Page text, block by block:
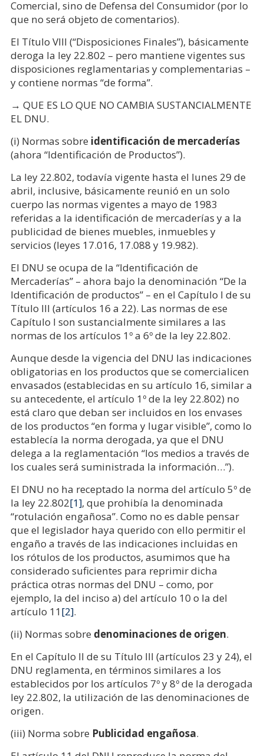
Comercial, sino de Defensa del Consumidor (por lo
que no será objeto de comentarios).
El Título VIII (“Disposiciones Finales”), básicamente
deroga la ley 22.802 – pero mantiene vigentes sus
disposiciones reglamentarias y complementarias –
y contiene normas “de forma”.
→ QUE ES LO QUE NO CAMBIA SUSTANCIALMENTE
EL DNU.
(i) Normas sobre identificación de mercaderías
(ahora “Identificación de Productos”).
La ley 22.802, todavía vigente hasta el lunes 29 de
abril, inclusive, básicamente reunió en un solo
cuerpo las normas vigentes a mayo de 1983
referidas a la identificación de mercaderías y a la
publicidad de bienes muebles, inmuebles y
servicios (leyes 17.016, 17.088 y 19.982).
El DNU se ocupa de la “Identificación de
Mercaderías” – ahora bajo la denominación “De la
Identificación de productos” – en el Capítulo I de su
Título III (artículos 16 a 22). Las normas de ese
Capítulo I son sustancialmente similares a las
normas de los artículos 1º a 6º de la ley 22.802.
Aunque desde la vigencia del DNU las indicaciones
obligatorias en los productos que se comercialicen
envasados (establecidas en su artículo 16, similar a
su antecedente, el artículo 1º de la ley 22.802) no
está claro que deban ser incluidos en los envases
de los productos “en forma y lugar visible”, como lo
establecía la norma derogada, ya que el DNU
delega a la reglamentación “los medios a través de
los cuales será suministrada la información…”).
El DNU no ha receptado la norma del artículo 5º de
la ley 22.802[1], que prohibía la denominada
“rotulación engañosa”. Como no es dable pensar
que el legislador haya querido con ello permitir el
engaño a través de las indicaciones incluidas en
los rótulos de los productos, asumimos que ha
considerado suficientes para reprimir dicha
práctica otras normas del DNU – como, por
ejemplo, la del inciso a) del artículo 10 o la del
artículo 11[2].
(ii) Normas sobre denominaciones de origen.
En el Capítulo II de su Título III (artículos 23 y 24), el
DNU reglamenta, en términos similares a los
establecidos por los artículos 7º y 8º de la derogada
ley 22.802, la utilización de las denominaciones de
origen.
(iii) Norma sobre Publicidad engañosa.